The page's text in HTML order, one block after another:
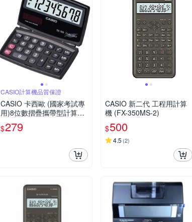
CASIO計算機品質保證
CASIO 卡西歐 (國家考試專
用)8位數摺疊攜帶型計算機
SX-100
$279
CASIO 新二代 工程用計算
機 (FX-350MS-2)
$500
4.5 (2)